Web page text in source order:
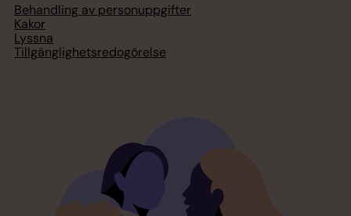
Behandling av personuppgifter
Kakor
Lyssna
Tillgänglighetsredogörelse